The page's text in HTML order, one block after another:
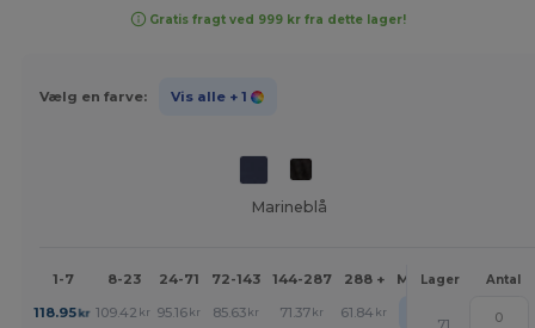
Gratis fragt ved 999 kr fra dette lager!
Vælg en farve: Vis alle + 1
Marineblå
1-7 8-23 24-71 72-143 144-287 288 + MereLager Antal
118.95kr 109.42 kr 95.16 kr 85.63 kr 71.37 kr 61.84 kr
71